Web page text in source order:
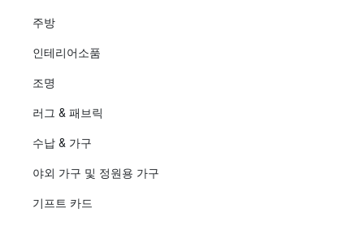
주방
인테리어소품
조명
러그 & 패브릭
수납 & 가구
야외 가구 및 정원용 가구
기프트 카드